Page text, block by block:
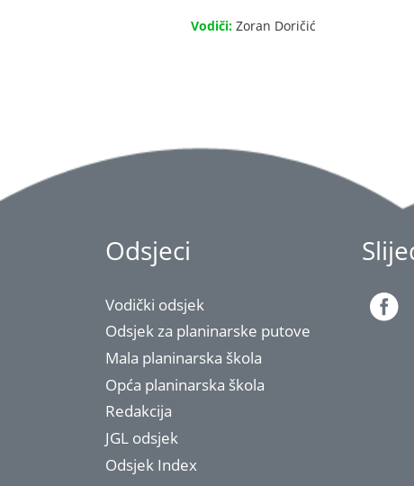
Vodiči: Zoran Doričić
Odsjeci
Vodički odsjek
Odsjek za planinarske putove
Mala planinarska škola
Opća planinarska škola
Redakcija
JGL odsjek
Odsjek Index